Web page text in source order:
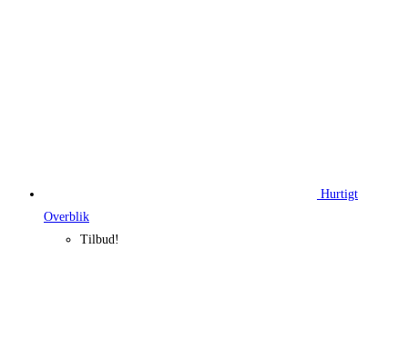
Hurtigt
Overblik
Tilbud!